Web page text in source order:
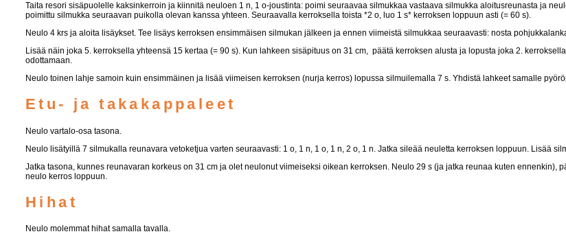
Taita resori sisäpuolelle kaksinkerroin ja kiinnitä neuloen 1 n, 1 o-joustinta: poimi seuraavaa silmukkaa vastaava silmukka aloitusreunasta ja
poimittu silmukka seuraavan puikolla olevan kanssa yhteen. Seuraavalla kerroksella toista *2 o, luo 1 s* kerroksen loppuun asti (= 60 s).
Neulo 4 krs ja aloita lisäykset. Tee lisäys kerroksen ensimmäisen silmukan jälkeen ja ennen viimeistä silmukkaa seuraavasti: nosta
Lisää näin joka 5. kerroksella yhteensä 15 kertaa (= 90 s). Kun lahkeen sisäpituus on 31 cm, päätä kerroksen alusta ja lopusta joka 2.
odottamaan.
Neulo toinen lahje samoin kuin ensimmäinen ja lisää viimeisen kerroksen (nurja kerros) lopussa silmuilemalla 7 s. Yhdistä lahkeet samalle
Etu- ja takakappaleet
Neulo vartalo-osa tasona.
Neulo lisätyillä 7 silmukalla reunavara vetoketjua varten seuraavasti: 1 o, 1 n, 1 o, 1 n, 2 o, 1 n. Jatka sileää neuletta kerroksen loppuun. Lisää
Jatka tasona, kunnes reunavaran korkeus on 31 cm ja olet neulonut viimeiseksi oikean kerroksen. Neulo 29 s (ja jatka reunaa kuten ennenkin),
neulo kerros loppuun.
Hihat
Neulo molemmat hihat samalla tavalla.